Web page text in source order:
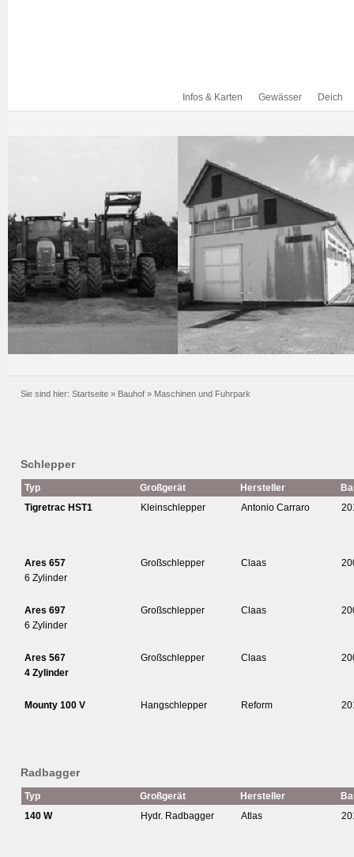
Infos & Karten Gewässer Deich
Sie sind hier: Startseite » Bauhof » Maschinen und Fuhrpark
Schlepper
Typ Großgerät Hersteller
Tigretrac HST1
Kleinschlepper Antonio Carraro
Ares 657
6 Zylinder
Großschlepper Claas
Ares 697
6 Zylinder
Großschlepper Claas
Ares 567
4 Zylinder
Großschlepper Claas
Mounty 100 V Hangschlepper Reform
Radbagger
Typ Großgerät Hersteller
140 W
Hydr. Radbagger Atlas